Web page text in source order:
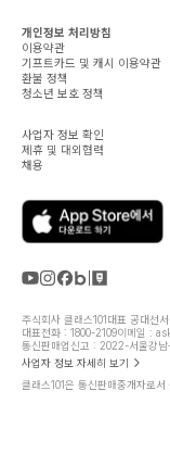
개인정보 처리방침
이용약관
기프트카드 및 캐시 이용약관
환불 정책
청소년 보호 정책
사업자 정보 확인
제휴 및 대외협력
채용
주식회사 클래스101대표 공대선
대표전화 : 1800-2109이메일 :
통신판매업신고 : 2022-서울강
사업자 정보 자세히 보기
클래스101은 통신판매중개자로